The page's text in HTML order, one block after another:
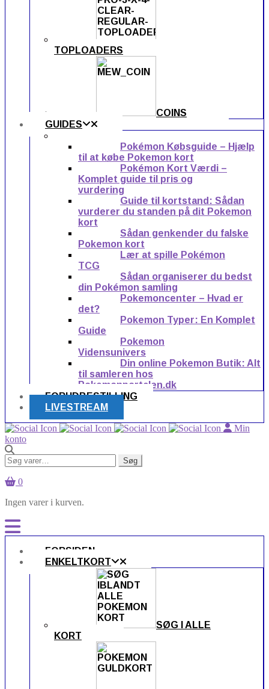
TOPLOADERS
COINS
GUIDES
Pokémon Købsguide – Hjælp
til at købe Pokemon kort
Pokémon Kort Værdi –
Komplet guide til pris og
vurdering
Guide til kortstand: Sådan
vurderer du standen på dit Pokemon
kort
Sådan genkender du falske
Pokemon kort
Lær at spille Pokémon
TCG
Sådan organiserer du bedst
din Pokémon samling
Pokemoncenter – Hvad er
det?
Pokemon Typer: En Komplet
Guide
Pokemon
Vidensunivers
Din online Pokemon Butik: Alt
til samleren hos
Pokemonportalen.dk
FORUDBESTILLING
LIVESTREAM
Min
konto
Søg
efter:
Søg
0
Ingen varer i kurven.
FORSIDEN
ENKELTKORT
SØG I ALLE
KORT